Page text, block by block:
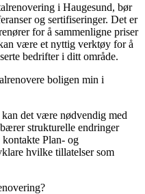
i Haugesund, bør
og sertifiseringer. Det er
for å sammenligne priser
være et nyttig verktøy for å
bedrifter i ditt område.
boligen min i
det være nødvendig med
strukturelle endringer
Plan- og
hvilke tillatelser som